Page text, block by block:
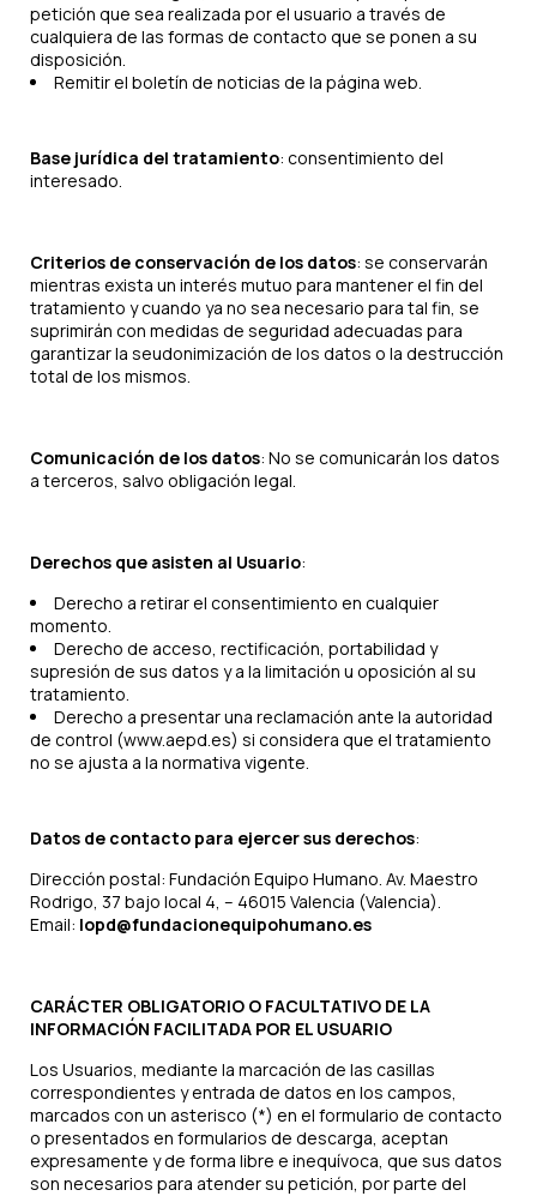
petición que sea realizada por el usuario a través de
cualquiera de las formas de contacto que se ponen a su
disposición.
Remitir el boletín de noticias de la página web.
Base jurídica del tratamiento: consentimiento del
interesado.
Criterios de conservación de los datos: se conservarán
mientras exista un interés mutuo para mantener el fin del
tratamiento y cuando ya no sea necesario para tal fin, se
suprimirán con medidas de seguridad adecuadas para
garantizar la seudonimización de los datos o la destrucción
total de los mismos.
Comunicación de los datos: No se comunicarán los datos
a terceros, salvo obligación legal.
Derechos que asisten al Usuario:
Derecho a retirar el consentimiento en cualquier
momento.
Derecho de acceso, rectificación, portabilidad y
supresión de sus datos y a la limitación u oposición al su
tratamiento.
Derecho a presentar una reclamación ante la autoridad
de control (www.aepd.es) si considera que el tratamiento
no se ajusta a la normativa vigente.
Datos de contacto para ejercer sus derechos:
Dirección postal: Fundación Equipo Humano. Av. Maestro
Rodrigo, 37 bajo local 4, – 46015 Valencia (Valencia).
Email: lopd@fundacionequipohumano.es
CARÁCTER OBLIGATORIO O FACULTATIVO DE LA
INFORMACIÓN FACILITADA POR EL USUARIO
Los Usuarios, mediante la marcación de las casillas
correspondientes y entrada de datos en los campos,
marcados con un asterisco (*) en el formulario de contacto
o presentados en formularios de descarga, aceptan
expresamente y de forma libre e inequívoca, que sus datos
son necesarios para atender su petición, por parte del